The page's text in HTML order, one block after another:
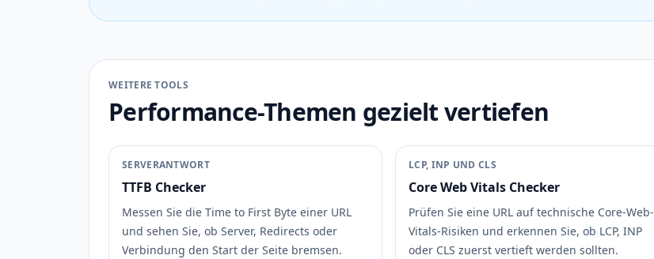
WEITERE TOOLS
Performance-Themen gezielt vertiefen
SERVERANTWORT
TTFB Checker
Messen Sie die Time to First Byte einer URL
und sehen Sie, ob Server, Redirects oder
Verbindung den Start der Seite bremsen.
LCP, INP UND CLS
Core Web Vitals Checker
Prüfen Sie eine URL auf technische Core-Web-
Vitals-Risiken und erkennen Sie, ob LCP, INP
oder CLS zuerst vertieft werden sollten.